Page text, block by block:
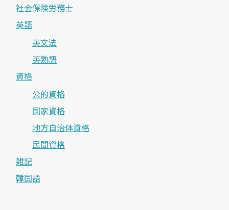
社会保険労務士
英語
英文法
英熟語
資格
公的資格
国家資格
地方自治体資格
民間資格
雑記
韓国語